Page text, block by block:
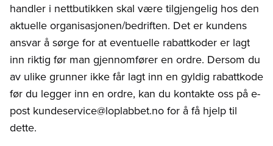
handler i nettbutikken skal være tilgjengelig hos den
aktuelle organisasjonen/bedriften. Det er kundens
ansvar å sørge for at eventuelle rabattkoder er lagt
inn riktig før man gjennomfører en ordre. Dersom du
av ulike grunner ikke får lagt inn en gyldig rabattkode
før du legger inn en ordre, kan du kontakte oss på e-
post kundeservice@loplabbet.no for å få hjelp til
dette.